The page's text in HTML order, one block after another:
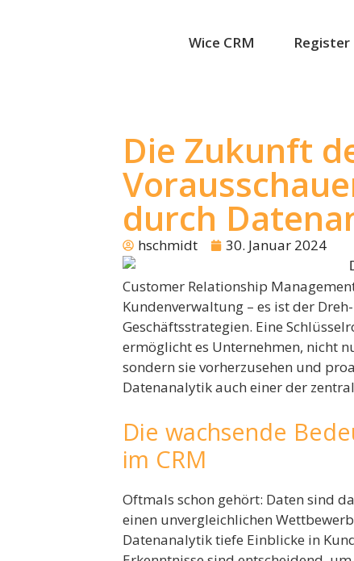
Wice CRM Register
Die Zukunft
durch
hschmidt 30. Januar 2024
Customer Relationship
Kundenverwaltung – es ist der
Geschäftsstrategien. Eine
ermöglicht es Unternehmen, nicht
sondern sie vorherzusehen und
Datenanalytik auch einer der
Die wachsende
im CRM
Oftmals schon gehört: Daten sind
einen unvergleichlichen
Datenanalytik tiefe Einblicke in